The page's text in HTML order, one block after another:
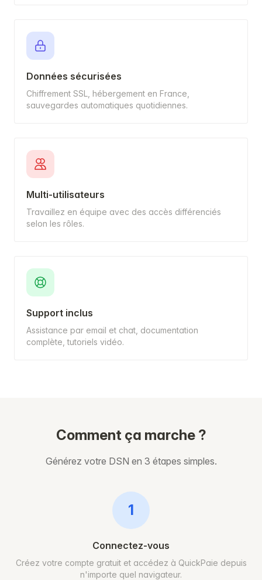
Données sécurisées
Chiffrement SSL, hébergement en France,
sauvegardes automatiques quotidiennes.
Multi-utilisateurs
Travaillez en équipe avec des accès différenciés
selon les rôles.
Support inclus
Assistance par email et chat, documentation
complète, tutoriels vidéo.
Comment ça marche ?
Générez votre DSN en 3 étapes simples.
1
Connectez-vous
Créez votre compte gratuit et accédez à QuickPaie depuis
n'importe quel navigateur.